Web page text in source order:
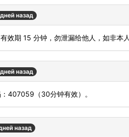
назад
效期 15 分钟，勿泄漏给他人，如非本
назад
407059（30分钟有效）。
назад